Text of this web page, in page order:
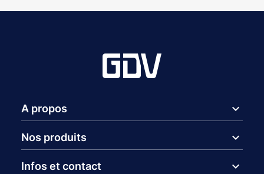
A propos expand_more
Nos produits expand_more
Infos et contact expand_more